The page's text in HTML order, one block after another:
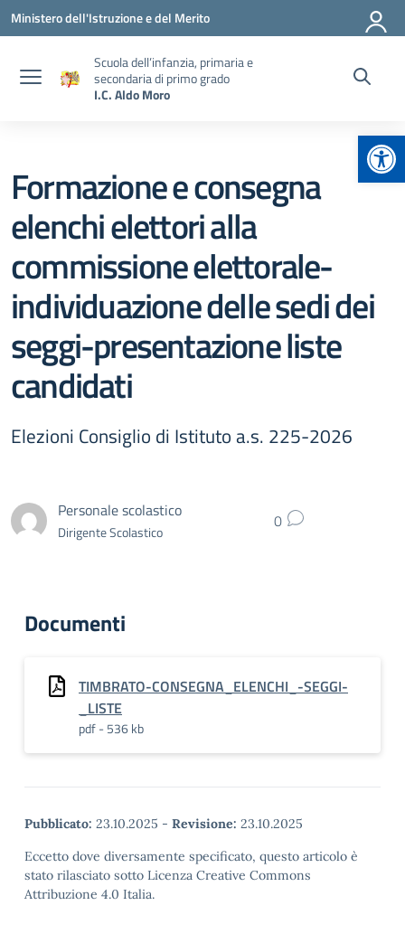
Vai ai contenuti
Vai al menu di navigazione
Vai al footer
Ministero dell'Istruzione e del Merito
Scuola dell’infanzia, primaria e
secondaria di primo grado
I.C. Aldo Moro
Formazione e consegna
elenchi elettori alla
commissione elettorale-
individuazione delle sedi dei
seggi-presentazione liste
candidati
Elezioni Consiglio di Istituto a.s. 225-2026
Personale scolastico
Dirigente Scolastico 0
Documenti
TIMBRATO-CONSEGNA_ELENCHI_-SEGGI-
_LISTE
pdf - 536 kb
Pubblicato: 23.10.2025 - Revisione: 23.10.2025
Eccetto dove diversamente specificato, questo articolo è
stato rilasciato sotto Licenza Creative Commons
Attribuzione 4.0 Italia.